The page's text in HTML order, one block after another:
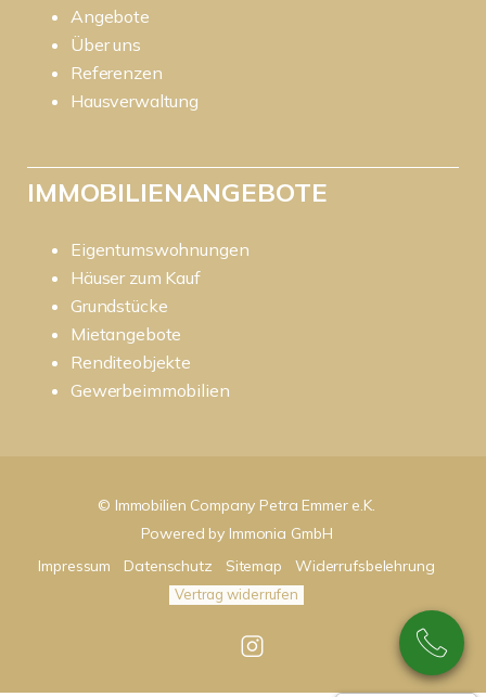
Angebote
Über uns
Referenzen
Hausverwaltung
IMMOBILIENANGEBOTE
Eigentumswohnungen
Häuser zum Kauf
Grundstücke
Mietangebote
Renditeobjekte
Gewerbeimmobilien
© Immobilien Company Petra Emmer e.K.
Powered by Immonia GmbH
Impressum
Datenschutz Sitemap Widerrufsbelehrung
Vertrag widerrufen